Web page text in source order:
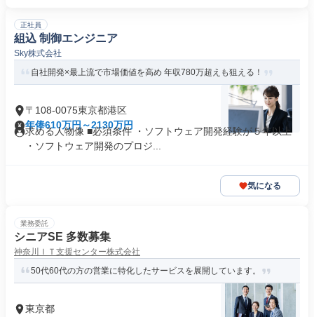
正社員
組込 制御エンジニア
Sky株式会社
自社開発×最上流で市場価値を高め 年収780万超えも狙える！
〒108-0075東京都港区
年俸610万円～2130万円
求める人物像 ■必須条件 ・ソフトウェア開発経験が５年以上
・ソフトウェア開発のプロジ...
気になる
業務委託
シニアSE 多数募集
神奈川ＩＴ支援センター株式会社
50代60代の方の営業に特化したサービスを展開しています。
東京都